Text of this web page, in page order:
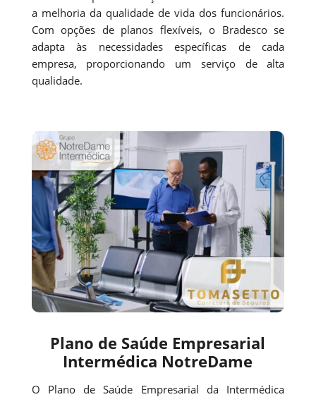
a melhoria da qualidade de vida dos funcionários.
Com opções de planos flexíveis, o Bradesco se
adapta às necessidades específicas de cada
empresa, proporcionando um serviço de alta
qualidade.
Plano de Saúde Empresarial
Intermédica NotreDame
O Plano de Saúde Empresarial da Intermédica